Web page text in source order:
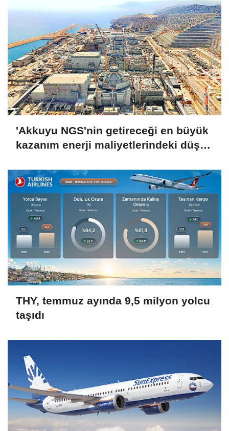
'Akkuyu NGS'nin getireceği en büyük
kazanım enerji maliyetlerindeki düşüş
THY, temmuz ayında 9,5 milyon yolcu
taşıdı